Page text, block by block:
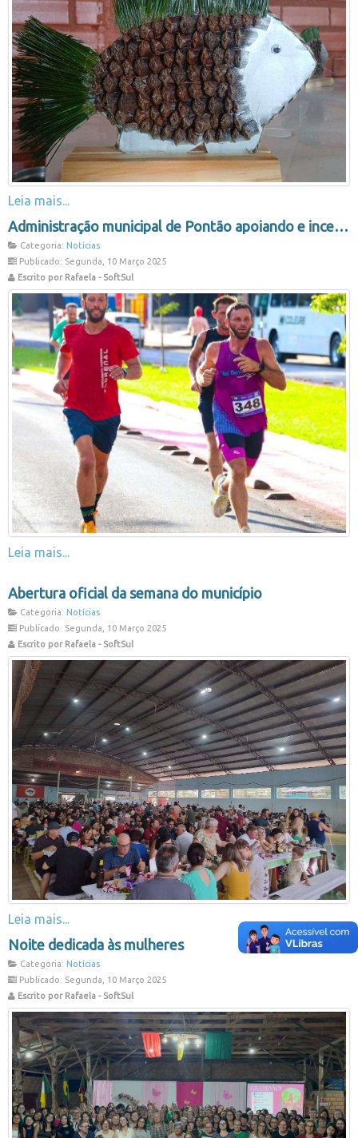
Leia mais...
Administração municipal de Pontão apoiando e incentivando os atletas.
Categoria: Notícias
Publicado: Segunda, 10 Março 2025
Escrito por Rafaela - SoftSul
Leia mais...
Abertura oficial da semana do município
Categoria: Notícias
Publicado: Segunda, 10 Março 2025
Escrito por Rafaela - SoftSul
Leia mais...
Noite dedicada às mulheres
Categoria: Notícias
Publicado: Segunda, 10 Março 2025
Escrito por Rafaela - SoftSul